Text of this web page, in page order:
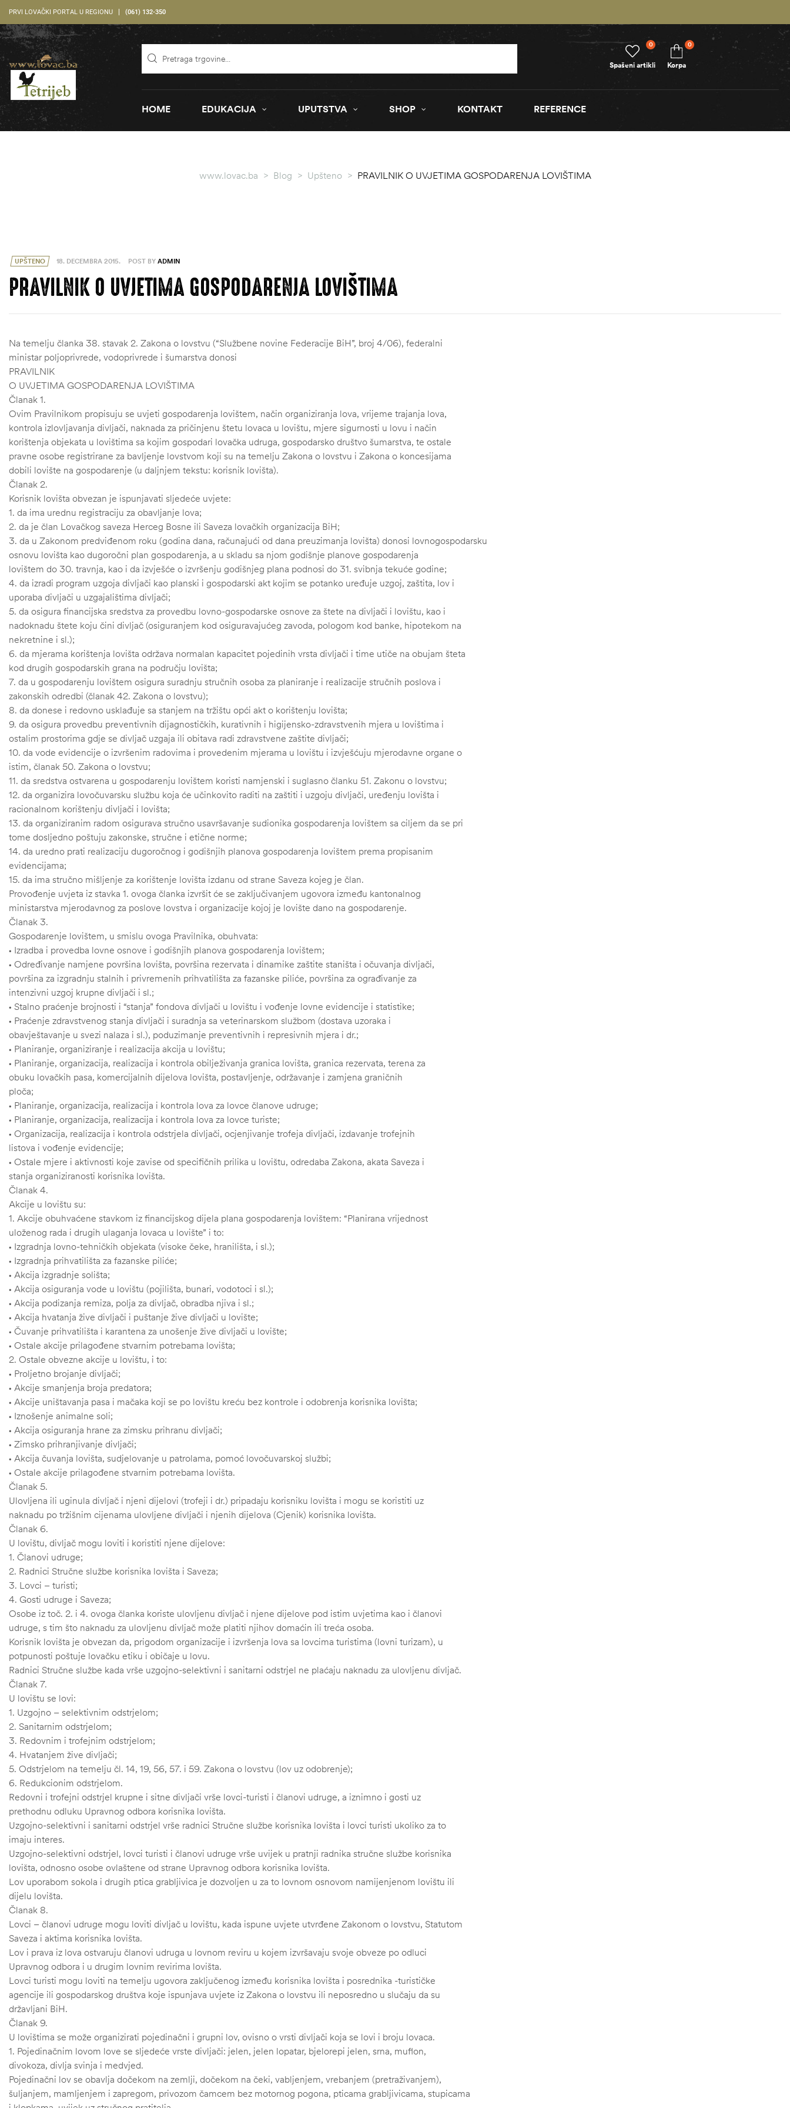
PRVI LOVAČKI PORTAL U REGIONU (061) 132-350
Spašeni artikli
0
Korpa
0
HOME EDUKACIJA UPUTSTVA SHOP KONTAKT REFERENCE
www.lovac.ba > Blog > Upšteno > PRAVILNIK O UVJETIMA GOSPODARENJA LOVIŠTIMA
UPŠTENO 18. DECEMBRA 2015. POST BY ADMIN
PRAVILNIK O UVJETIMA GOSPODARENJA LOVIŠTIMA
Na temelju članka 38. stavak 2. Zakona o lovstvu (“Službene novine Federacije BiH”, broj 4/06), federalni
ministar poljoprivrede, vodoprivrede i šumarstva donosi
PRAVILNIK
O UVJETIMA GOSPODARENJA LOVIŠTIMA
Članak 1.
Ovim Pravilnikom propisuju se uvjeti gospodarenja lovištem, način organiziranja lova, vrijeme trajanja lova,
kontrola izlovljavanja divljači, naknada za pričinjenu štetu lovaca u lovištu, mjere sigurnosti u lovu i način
korištenja objekata u lovištima sa kojim gospodari lovačka udruga, gospodarsko društvo šumarstva, te ostale
pravne osobe registrirane za bavljenje lovstvom koji su na temelju Zakona o lovstvu i Zakona o koncesijama
dobili lovište na gospodarenje (u daljnjem tekstu: korisnik lovišta).
Članak 2.
Korisnik lovišta obvezan je ispunjavati sljedeće uvjete:
1. da ima urednu registraciju za obavljanje lova;
2. da je član Lovačkog saveza Herceg Bosne ili Saveza lovačkih organizacija BiH;
3. da u Zakonom predviđenom roku (godina dana, računajući od dana preuzimanja lovišta) donosi lovnogospodarsku
osnovu lovišta kao dugoročni plan gospodarenja, a u skladu sa njom godišnje planove gospodarenja
lovištem do 30. travnja, kao i da izvješće o izvršenju godišnjeg plana podnosi do 31. svibnja tekuće godine;
4. da izradi program uzgoja divljači kao planski i gospodarski akt kojim se potanko uređuje uzgoj, zaštita, lov i
uporaba divljači u uzgajalištima divljači;
5. da osigura financijska sredstva za provedbu lovno-gospodarske osnove za štete na divljači i lovištu, kao i
nadoknadu štete koju čini divljač (osiguranjem kod osiguravajućeg zavoda, pologom kod banke, hipotekom na
nekretnine i sl.);
6. da mjerama korištenja lovišta održava normalan kapacitet pojedinih vrsta divljači i time utiče na obujam šteta
kod drugih gospodarskih grana na području lovišta;
7. da u gospodarenju lovištem osigura suradnju stručnih osoba za planiranje i realizacije stručnih poslova i
zakonskih odredbi (članak 42. Zakona o lovstvu);
8. da donese i redovno usklađuje sa stanjem na tržištu opći akt o korištenju lovišta;
9. da osigura provedbu preventivnih dijagnostičkih, kurativnih i higijensko-zdravstvenih mjera u lovištima i
ostalim prostorima gdje se divljač uzgaja ili obitava radi zdravstvene zaštite divljači;
10. da vode evidencije o izvršenim radovima i provedenim mjerama u lovištu i izvješćuju mjerodavne organe o
istim, članak 50. Zakona o lovstvu;
11. da sredstva ostvarena u gospodarenju lovištem koristi namjenski i suglasno članku 51. Zakonu o lovstvu;
12. da organizira lovočuvarsku službu koja će učinkovito raditi na zaštiti i uzgoju divljači, uređenju lovišta i
racionalnom korištenju divljači i lovišta;
13. da organiziranim radom osigurava stručno usavršavanje sudionika gospodarenja lovištem sa ciljem da se pri
tome dosljedno poštuju zakonske, stručne i etične norme;
14. da uredno prati realizaciju dugoročnog i godišnjih planova gospodarenja lovištem prema propisanim
evidencijama;
15. da ima stručno mišljenje za korištenje lovišta izdanu od strane Saveza kojeg je član.
Provođenje uvjeta iz stavka 1. ovoga članka izvršit će se zaključivanjem ugovora između kantonalnog
ministarstva mjerodavnog za poslove lovstva i organizacije kojoj je lovište dano na gospodarenje.
Članak 3.
Gospodarenje lovištem, u smislu ovoga Pravilnika, obuhvata:
• Izradba i provedba lovne osnove i godišnjih planova gospodarenja lovištem;
• Određivanje namjene površina lovišta, površina rezervata i dinamike zaštite staništa i očuvanja divljači,
površina za izgradnju stalnih i privremenih prihvatilišta za fazanske piliće, površina za ograđivanje za
intenzivni uzgoj krupne divljači i sl.;
• Stalno praćenje brojnosti i “stanja” fondova divljači u lovištu i vođenje lovne evidencije i statistike;
• Praćenje zdravstvenog stanja divljači i suradnja sa veterinarskom službom (dostava uzoraka i
obavještavanje u svezi nalaza i sl.), poduzimanje preventivnih i represivnih mjera i dr.;
• Planiranje, organiziranje i realizacija akcija u lovištu;
• Planiranje, organizacija, realizacija i kontrola obilježivanja granica lovišta, granica rezervata, terena za
obuku lovačkih pasa, komercijalnih dijelova lovišta, postavljenje, održavanje i zamjena graničnih
ploča;
• Planiranje, organizacija, realizacija i kontrola lova za lovce članove udruge;
• Planiranje, organizacija, realizacija i kontrola lova za lovce turiste;
• Organizacija, realizacija i kontrola odstrjela divljači, ocjenjivanje trofeja divljači, izdavanje trofejnih
listova i vođenje evidencije;
• Ostale mjere i aktivnosti koje zavise od specifičnih prilika u lovištu, odredaba Zakona, akata Saveza i
stanja organiziranosti korisnika lovišta.
Članak 4.
Akcije u lovištu su:
1. Akcije obuhvaćene stavkom iz financijskog dijela plana gospodarenja lovištem: “Planirana vrijednost
uloženog rada i drugih ulaganja lovaca u lovište” i to:
• Izgradnja lovno-tehničkih objekata (visoke čeke, hranilišta, i sl.);
• Izgradnja prihvatilišta za fazanske piliće;
• Akcija izgradnje solišta;
• Akcija osiguranja vode u lovištu (pojilišta, bunari, vodotoci i sl.);
• Akcija podizanja remiza, polja za divljač, obradba njiva i sl.;
• Akcija hvatanja žive divljači i puštanje žive divljači u lovište;
• Čuvanje prihvatilišta i karantena za unošenje žive divljači u lovište;
• Ostale akcije prilagođene stvarnim potrebama lovišta;
2. Ostale obvezne akcije u lovištu, i to:
• Proljetno brojanje divljači;
• Akcije smanjenja broja predatora;
• Akcije uništavanja pasa i mačaka koji se po lovištu kreću bez kontrole i odobrenja korisnika lovišta;
• Iznošenje animalne soli;
• Akcija osiguranja hrane za zimsku prihranu divljači;
• Zimsko prihranjivanje divljači;
• Akcija čuvanja lovišta, sudjelovanje u patrolama, pomoć lovočuvarskoj službi;
• Ostale akcije prilagođene stvarnim potrebama lovišta.
Članak 5.
Ulovljena ili uginula divljač i njeni dijelovi (trofeji i dr.) pripadaju korisniku lovišta i mogu se koristiti uz
naknadu po tržišnim cijenama ulovljene divljači i njenih dijelova (Cjenik) korisnika lovišta.
Članak 6.
U lovištu, divljač mogu loviti i koristiti njene dijelove:
1. Članovi udruge;
2. Radnici Stručne službe korisnika lovišta i Saveza;
3. Lovci – turisti;
4. Gosti udruge i Saveza;
Osobe iz toč. 2. i 4. ovoga članka koriste ulovljenu divljač i njene dijelove pod istim uvjetima kao i članovi
udruge, s tim što naknadu za ulovljenu divljač može platiti njihov domaćin ili treća osoba.
Korisnik lovišta je obvezan da, prigodom organizacije i izvršenja lova sa lovcima turistima (lovni turizam), u
potpunosti poštuje lovačku etiku i običaje u lovu.
Radnici Stručne službe kada vrše uzgojno-selektivni i sanitarni odstrjel ne plaćaju naknadu za ulovljenu divljač.
Članak 7.
U lovištu se lovi:
1. Uzgojno – selektivnim odstrjelom;
2. Sanitarnim odstrjelom;
3. Redovnim i trofejnim odstrjelom;
4. Hvatanjem žive divljači;
5. Odstrjelom na temelju čl. 14, 19, 56, 57. i 59. Zakona o lovstvu (lov uz odobrenje);
6. Redukcionim odstrjelom.
Redovni i trofejni odstrjel krupne i sitne divljači vrše lovci-turisti i članovi udruge, a iznimno i gosti uz
prethodnu odluku Upravnog odbora korisnika lovišta.
Uzgojno-selektivni i sanitarni odstrjel vrše radnici Stručne službe korisnika lovišta i lovci turisti ukoliko za to
imaju interes.
Uzgojno-selektivni odstrjel, lovci turisti i članovi udruge vrše uvijek u pratnji radnika stručne službe korisnika
lovišta, odnosno osobe ovlaštene od strane Upravnog odbora korisnika lovišta.
Lov uporabom sokola i drugih ptica grabljivica je dozvoljen u za to lovnom osnovom namijenjenom lovištu ili
dijelu lovišta.
Članak 8.
Lovci – članovi udruge mogu loviti divljač u lovištu, kada ispune uvjete utvrđene Zakonom o lovstvu, Statutom
Saveza i aktima korisnika lovišta.
Lov i prava iz lova ostvaruju članovi udruga u lovnom reviru u kojem izvršavaju svoje obveze po odluci
Upravnog odbora i u drugim lovnim revirima lovišta.
Lovci turisti mogu loviti na temelju ugovora zaključenog između korisnika lovišta i posrednika -turističke
agencije ili gospodarskog društva koje ispunjava uvjete iz Zakona o lovstvu ili neposredno u slučaju da su
državljani BiH.
Članak 9.
U lovištima se može organizirati pojedinačni i grupni lov, ovisno o vrsti divljači koja se lovi i broju lovaca.
1. Pojedinačnim lovom love se sljedeće vrste divljači: jelen, jelen lopatar, bjelorepi jelen, srna, muflon,
divokoza, divlja svinja i medvjed.
Pojedinačni lov se obavlja dočekom na zemlji, dočekom na čeki, vabljenjem, vrebanjem (pretraživanjem),
šuljanjem, mamljenjem i zapregom, privozom čamcem bez motornog pogona, pticama grabljivicama, stupicama